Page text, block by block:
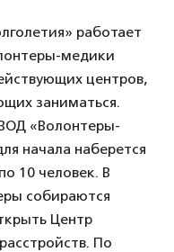
работает
медики
центров,
заниматься.
«Волонтеры-
начала наберется
10 человек. В
собираются
Центр
По